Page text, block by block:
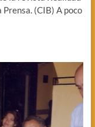
(CIB) A poco